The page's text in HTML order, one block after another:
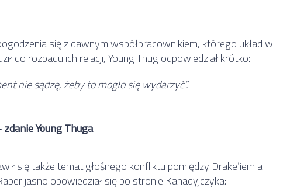
się z dawnym współpracownikiem, którego układ w
do rozpadu ich relacji, Young Thug odpowiedział krótko:
nie sądzę, żeby to mogło się wydarzyć”.
Young Thuga
się także temat głośnego konfliktu pomiędzy Drake’iem a
jasno opowiedział się po stronie Kanadyjczyka: